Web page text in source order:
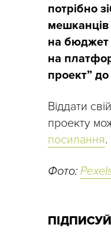
потрібно
мешканців
на бюджет
на
проект”
Віддати
проекту
посилання.
Фото: